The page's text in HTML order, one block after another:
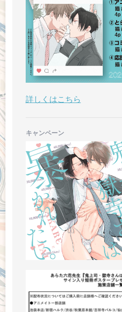
詳しくはこちら
キャンペーン